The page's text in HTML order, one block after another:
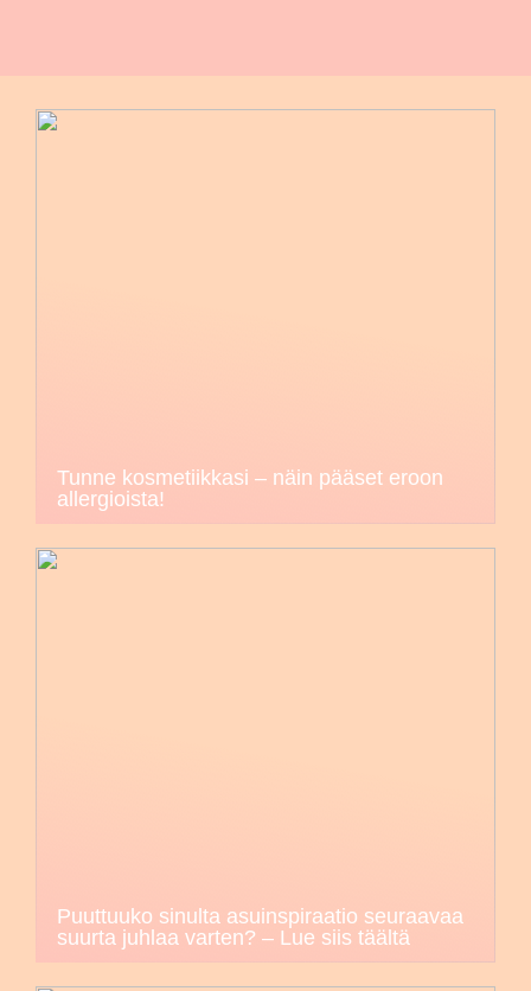
Tunne kosmetiikkasi – näin pääset eroon
allergioista!
Puuttuuko sinulta asuinspiraatio seuraavaa
suurta juhlaa varten? – Lue siis täältä